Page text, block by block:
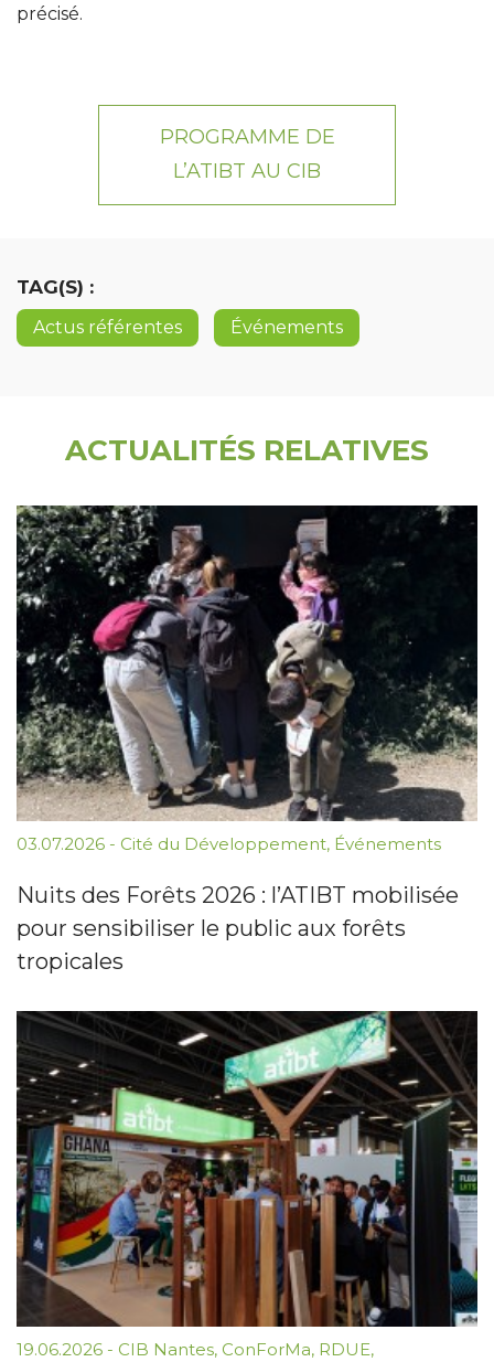
précisé.
PROGRAMME DE
L’ATIBT AU CIB
TAG(S) :
Actus référentes Événements
ACTUALITÉS RELATIVES
03.07.2026 - Cité du Développement, Événements
Nuits des Forêts 2026 : l’ATIBT mobilisée
pour sensibiliser le public aux forêts
tropicales
19.06.2026 - CIB Nantes, ConForMa, RDUE,